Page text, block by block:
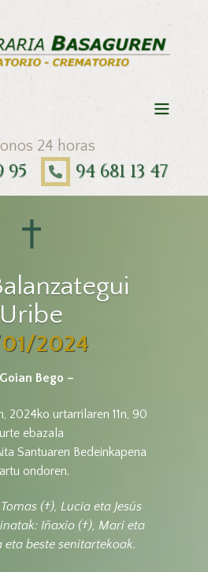
24 horas
95 94 681 13 47
Uribe
01/2024
Bego –
2024ko urtarrilaren 11n, 90
urte ebazala
Santuaren Bedeinkapena
ondoren.
(†), Lucia eta Jesús
Iñaxio (†), Mari eta
eta beste senitartekoak.